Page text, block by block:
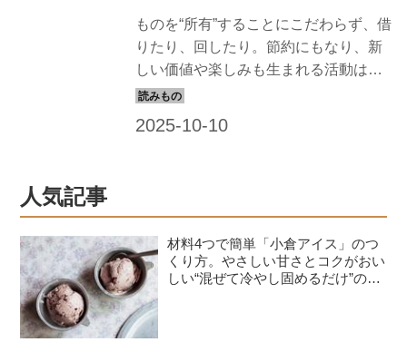
ものを“所有”することにこだわらず、借
りたり、回したり。節約にもなり、新
しい価値や楽しみも生まれる活動は、
自分にも社会にもよい影響を与えま
人気記事
材料4つで簡単「小倉アイス」のつ
くり方。やさしい甘さとコクがおい
しい“混ぜて冷やし固めるだけ”のひ